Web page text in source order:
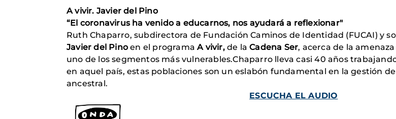
A vivir. Javier del Pino
“El coronavirus ha venido a educarnos, nos ayudará a reflexionar"
Ruth Chaparro, subdirectora de Fundación Caminos de Identidad (FUCAI) y
Javier del Pinoen el programa A vivir,de laCadena Ser, acerca de la
uno de los segmentos más vulnerables.Chaparro lleva casi 40 años
en aquel país, estas poblaciones son un eslabón fundamental en la gestión
ancestral.
ESCUCHA EL AUDIO